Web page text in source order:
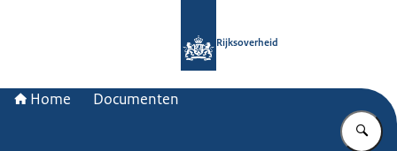
Rijksoverheid
Home Documenten